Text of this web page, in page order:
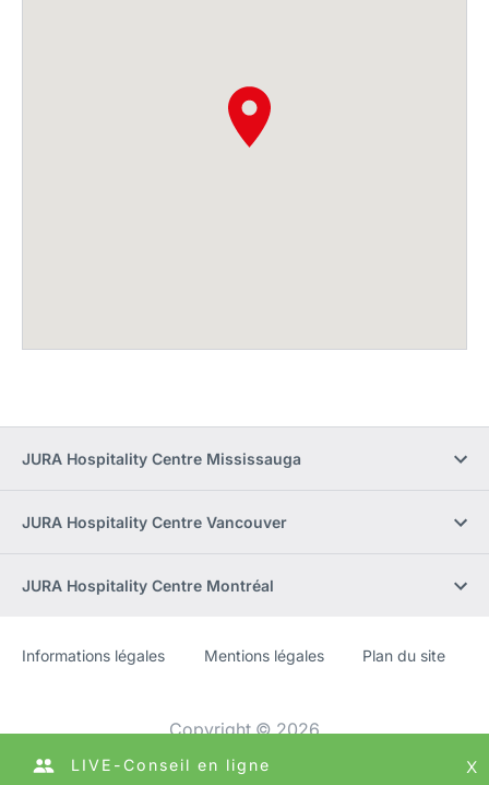
JURA Hospitality Centre Mississauga
JURA Hospitality Centre Vancouver
JURA Hospitality Centre Montréal
Site
[Website
Informations légales Mentions légales Plan du site
Copyright © 2026
LIVE-Conseil en ligne